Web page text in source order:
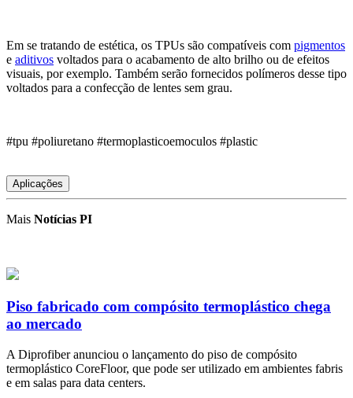
Em se tratando de estética, os TPUs são compatíveis com pigmentos
e aditivos voltados para o acabamento de alto brilho ou de efeitos
visuais, por exemplo. Também serão fornecidos polímeros desse tipo
voltados para a confecção de lentes sem grau.
#tpu #poliuretano #termoplasticoemoculos #plastic
Aplicações
Mais Notícias PI
Piso fabricado com compósito termoplástico chega
ao mercado
A Diprofiber anunciou o lançamento do piso de compósito
termoplástico CoreFloor, que pode ser utilizado em ambientes fabris
e em salas para data centers.